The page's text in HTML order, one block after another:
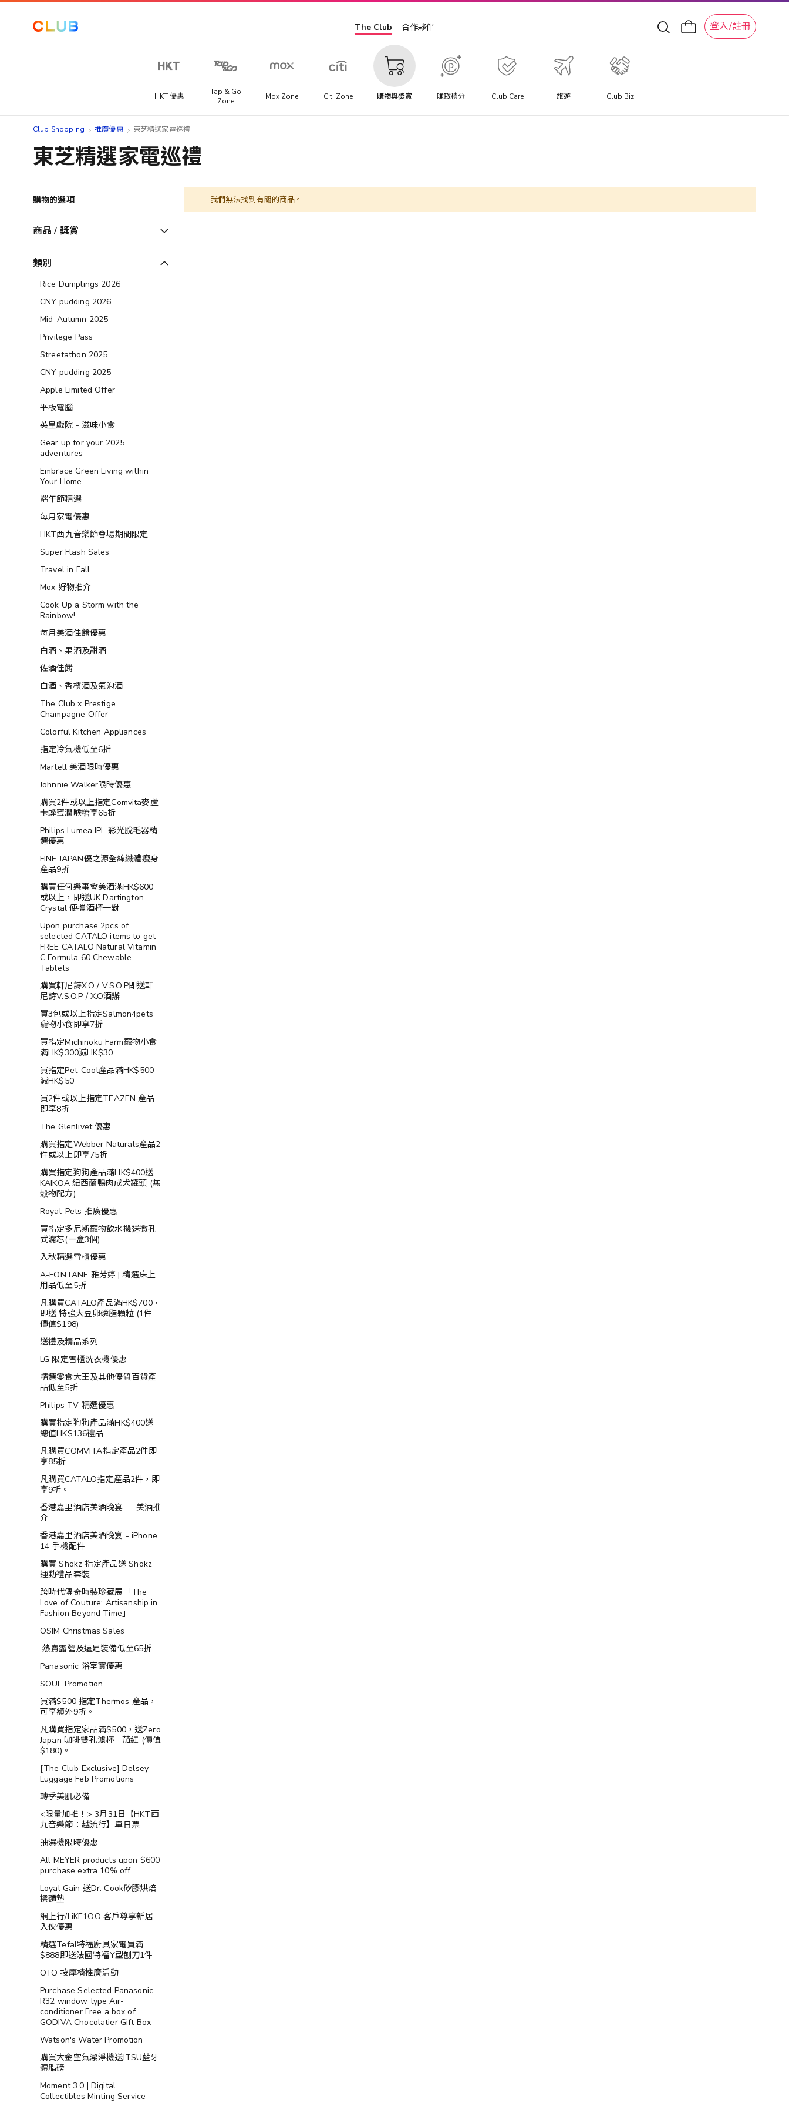
The Club 合作夥伴 登入/註冊
HKT 優惠
Tap & Go
Zone
Mox Zone Citi Zone 購物與獎賞 賺取積分 Club Care 旅遊 Club Biz
Club Shopping 推廣優惠 東芝精選家電巡禮
東芝精選家電巡禮
我們無法找到有關的商品。
購物的選項
商品 / 獎賞
類別
Rice Dumplings 2026
CNY pudding 2026
Mid-Autumn 2025
Privilege Pass
Streetathon 2025
CNY pudding 2025
Apple Limited Offer
平板電腦
英皇戲院 - 滋味小食
Gear up for your 2025
adventures
Embrace Green Living within
Your Home
端午節精選
每月家電優惠
HKT西九音樂節會場期間限定
Super Flash Sales
Travel in Fall
Mox 好物推介
Cook Up a Storm with the
Rainbow!
每月美酒佳餚優惠
白酒、果酒及甜酒
佐酒佳餚
白酒、香檳酒及氣泡酒
The Club x Prestige
Champagne Offer
Colorful Kitchen Appliances
指定冷氣機低至6折
Martell 美酒限時優惠
Johnnie Walker限時優惠
購買2件或以上指定Comvita麥蘆
卡蜂蜜潤喉糖享65折
Philips Lumea IPL 彩光脫毛器精
選優惠
FINE JAPAN優之源全線纖體瘦身
產品9折
購買任何樂事會美酒滿HK$600
或以上，即送UK Dartington
Crystal 便攜酒杯一對
Upon purchase 2pcs of
selected CATALO items to get
FREE CATALO Natural Vitamin
C Formula 60 Chewable
Tablets
購買軒尼詩X.O / V.S.O.P即送軒
尼詩V.S.O.P / X.O酒辦
買3包或以上指定Salmon4pets
寵物小食即享7折
買指定Michinoku Farm寵物小食
滿HK$300減HK$30
買指定Pet-Cool產品滿HK$500
減HK$50
買2件或以上指定TEAZEN 產品
即享8折
The Glenlivet 優惠
購買指定Webber Naturals產品2
件或以上即享75折
購買指定狗狗產品滿HK$400送
KAIKOA 紐西蘭鴨肉成犬罐頭 (無
殻物配方)
Royal-Pets 推廣優惠
買指定多尼斯寵物飲水機送微孔
式濾芯(一盒3個)
入秋精選雪櫃優惠
A-FONTANE 雅芳婷 | 精選床上
用品低至5折
凡購買CATALO產品滿HK$700，
即送 特強大豆卵磷脂顆粒 (1件,
價值$198)
送禮及精品系列
LG 限定雪櫃洗衣機優惠
精選零食大王及其他優質百貨產
品低至5折
Philips TV 精選優惠
購買指定狗狗產品滿HK$400送
總值HK$136禮品
凡購買COMVITA指定產品2件即
享85折
凡購買CATALO指定產品2件，即
享9折。
香港嘉里酒店美酒晚宴 － 美酒推
介
香港嘉里酒店美酒晚宴 - iPhone
14 手機配件
購買 Shokz 指定產品送 Shokz
運動禮品套裝
跨時代傳奇時裝珍藏展「The
Love of Couture: Artisanship in
Fashion Beyond Time」
OSIM Christmas Sales
熱賣露營及遠足裝備低至65折
Panasonic 浴室寶優惠
SOUL Promotion
買滿$500 指定Thermos 產品，
可享額外9折。
凡購買指定家品滿$500，送Zero
Japan 咖啡雙孔濾杯 - 茄紅 (價值
$180)。
[The Club Exclusive] Delsey
Luggage Feb Promotions
轉季美肌必備
<限量加推！> 3月31日【HKT西
九音樂節：越流行】單日票
抽濕機限時優惠
All MEYER products upon $600
purchase extra 10% off
Loyal Gain 送Dr. Cook矽膠烘焙
揉麵墊
網上行/LiKE1OO 客戶尊享新居
入伙優惠
精選Tefal特福廚具家電買滿
$888即送法國特福Y型刨刀1件
OTO 按摩椅推廣活動
Purchase Selected Panasonic
R32 window type Air-
conditioner Free a box of
GODIVA Chocolatier Gift Box
Watson's Water Promotion
購買大金空氣潔淨機送ITSU藍牙
體脂磅
Moment 3.0 | Digital
Collectibles Minting Service